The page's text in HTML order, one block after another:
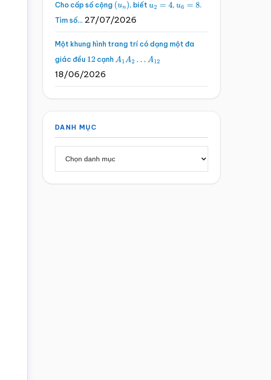
Cho cấp số cộng (un), biếtu2 =4 , u6 =8
.
Tìm số… 27/07/2026
Một khung hình trang trí có dạng một đa
giác đều 12 cạnh A1A2…A 12
18/06/2026
DANH MỤC